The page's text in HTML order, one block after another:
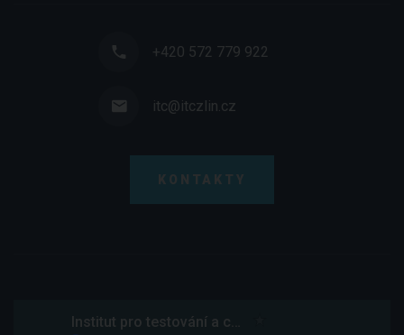
+420 572 779 922
itc@itczlin.cz
KONTAKTY